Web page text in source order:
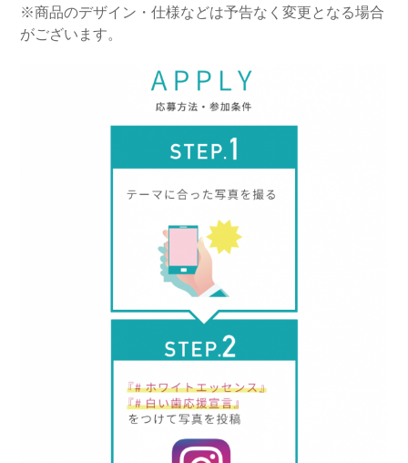
※商品のデザイン・仕様などは予告なく変更となる場合
がございます。